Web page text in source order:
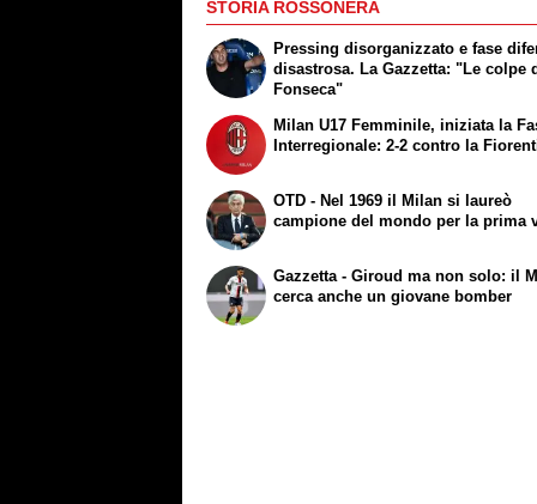
STORIA ROSSONERA
Pressing disorganizzato e fase
disastrosa. La Gazzetta: "Le colpe
Fonseca"
Milan U17 Femminile, iniziata la
Interregionale: 2-2 contro la
OTD - Nel 1969 il Milan si laureò
campione del mondo per la prima
Gazzetta - Giroud ma non solo: il
cerca anche un giovane bomber